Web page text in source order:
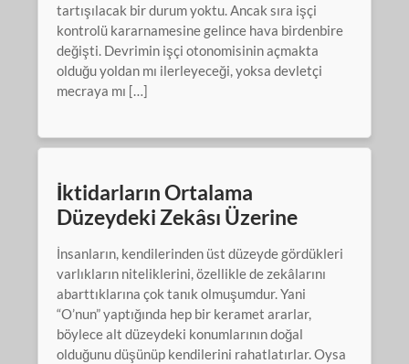
tartışılacak bir durum yoktu. Ancak sıra işçi
kontrolü kararnamesine gelince hava birdenbire
değişti. Devrimin işçi otonomisinin açmakta
olduğu yoldan mı ilerleyeceği, yoksa devletçi
mecraya mı […]
İktidarların Ortalama
Düzeydeki Zekâsı Üzerine
İnsanların, kendilerinden üst düzeyde gördükleri
varlıkların niteliklerini, özellikle de zekâlarını
abarttıklarına çok tanık olmuşumdur. Yani
“O’nun” yaptığında hep bir keramet ararlar,
böylece alt düzeydeki konumlarının doğal
olduğunu düşünüp kendilerini rahatlatırlar. Oysa